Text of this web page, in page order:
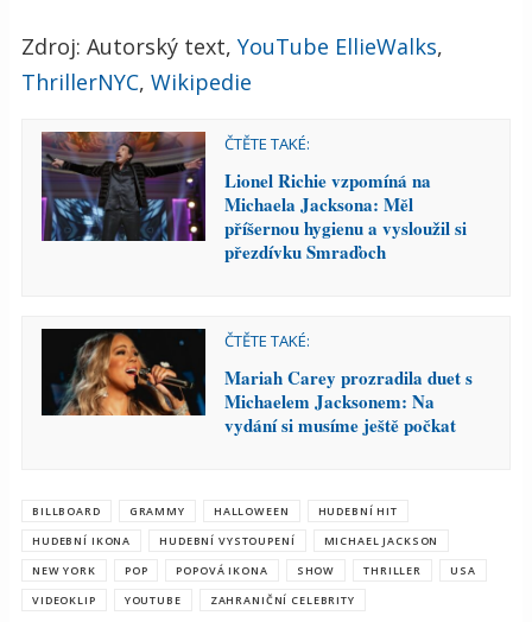
Zdroj: Autorský text, YouTube EllieWalks,
ThrillerNYC, Wikipedie
ČTĚTE TAKÉ:
Lionel Richie vzpomíná na
Michaela Jacksona: Měl
příšernou hygienu a vysloužil si
přezdívku Smraďoch
ČTĚTE TAKÉ:
Mariah Carey prozradila duet s
Michaelem Jacksonem: Na
vydání si musíme ještě počkat
BILLBOARD GRAMMY HALLOWEEN
HUDEBNÍ HIT
HUDEBNÍ IKONA
HUDEBNÍ VYSTOUPENÍ
MICHAEL JACKSON
NEW YORK
POP POPOVÁ IKONA SHOW THRILLER
USA
VIDEOKLIP
YOUTUBE ZAHRANIČNÍ CELEBRITY